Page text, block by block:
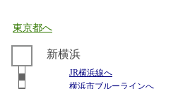
東京都へ
新横浜
JR横浜線へ
横浜市ブルーラインへ